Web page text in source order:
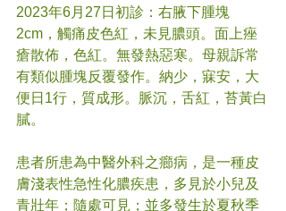
2023年6月27日初診：右腋下腫塊
2cm，觸痛皮色紅，未見膿頭。面上痤
瘡散佈，色紅。無發熱惡寒。母親訴常
有類似腫塊反覆發作。納少，寐安，大
便日1行，質成形。脈沉，舌紅，苔黃白
膩。
患者所患為中醫外科之癤病，是一種皮
膚淺表性急性化膿疾患，多見於小兒及
青壯年；隨處可見；並多發生於夏秋季